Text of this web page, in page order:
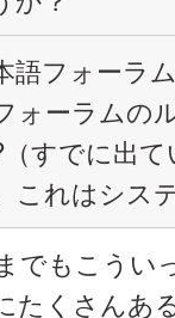
語フォーラ
ォーラムの
（すでに出
これはシス
でもこうい
たくさんあ